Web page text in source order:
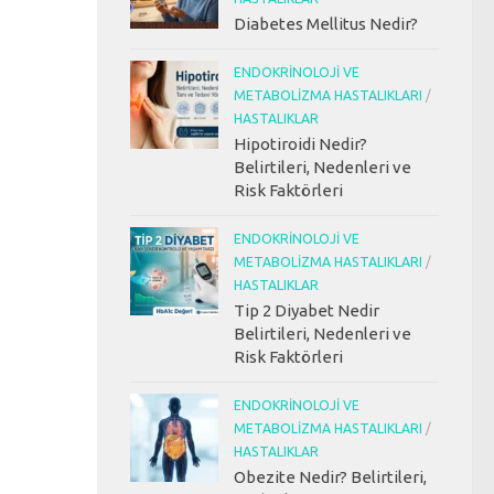
Diabetes Mellitus Nedir?
ENDOKRINOLOJI VE
METABOLIZMA HASTALIKLARI /
HASTALIKLAR
Hipotiroidi Nedir?
Belirtileri, Nedenleri ve
Risk Faktörleri
ENDOKRINOLOJI VE
METABOLIZMA HASTALIKLARI /
HASTALIKLAR
Tip 2 Diyabet Nedir
Belirtileri, Nedenleri ve
Risk Faktörleri
ENDOKRINOLOJI VE
METABOLIZMA HASTALIKLARI /
HASTALIKLAR
Obezite Nedir? Belirtileri,